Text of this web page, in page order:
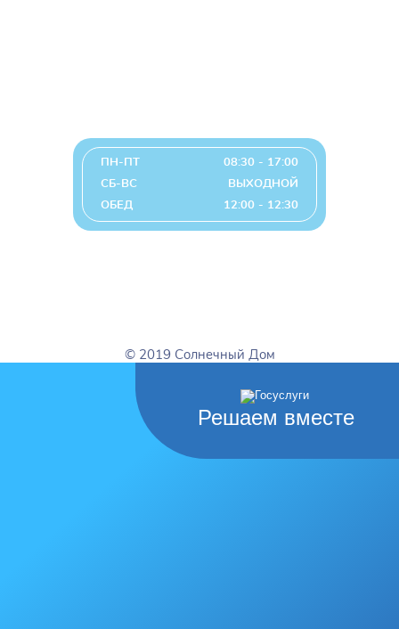
ПН-ПТ
08:30 - 17:00
СБ-ВС
ВЫХОДНОЙ
ОБЕД
12:00 - 12:30
© 2019 Солнечный Дом
Решаем вместе